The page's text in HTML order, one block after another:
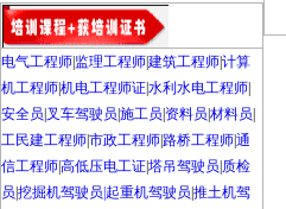
电气工程师 监理工程师建筑工程师计算
机工程师机电工程师证水利水电工程师
安全员 叉车驾驶员 施工员 资料员 材料员
工民建工程师市政工程师路桥工程师通
信工程师高低压电工证塔吊驾驶员 质检
员 挖掘机驾驶员|起重机驾驶员 推土机驾